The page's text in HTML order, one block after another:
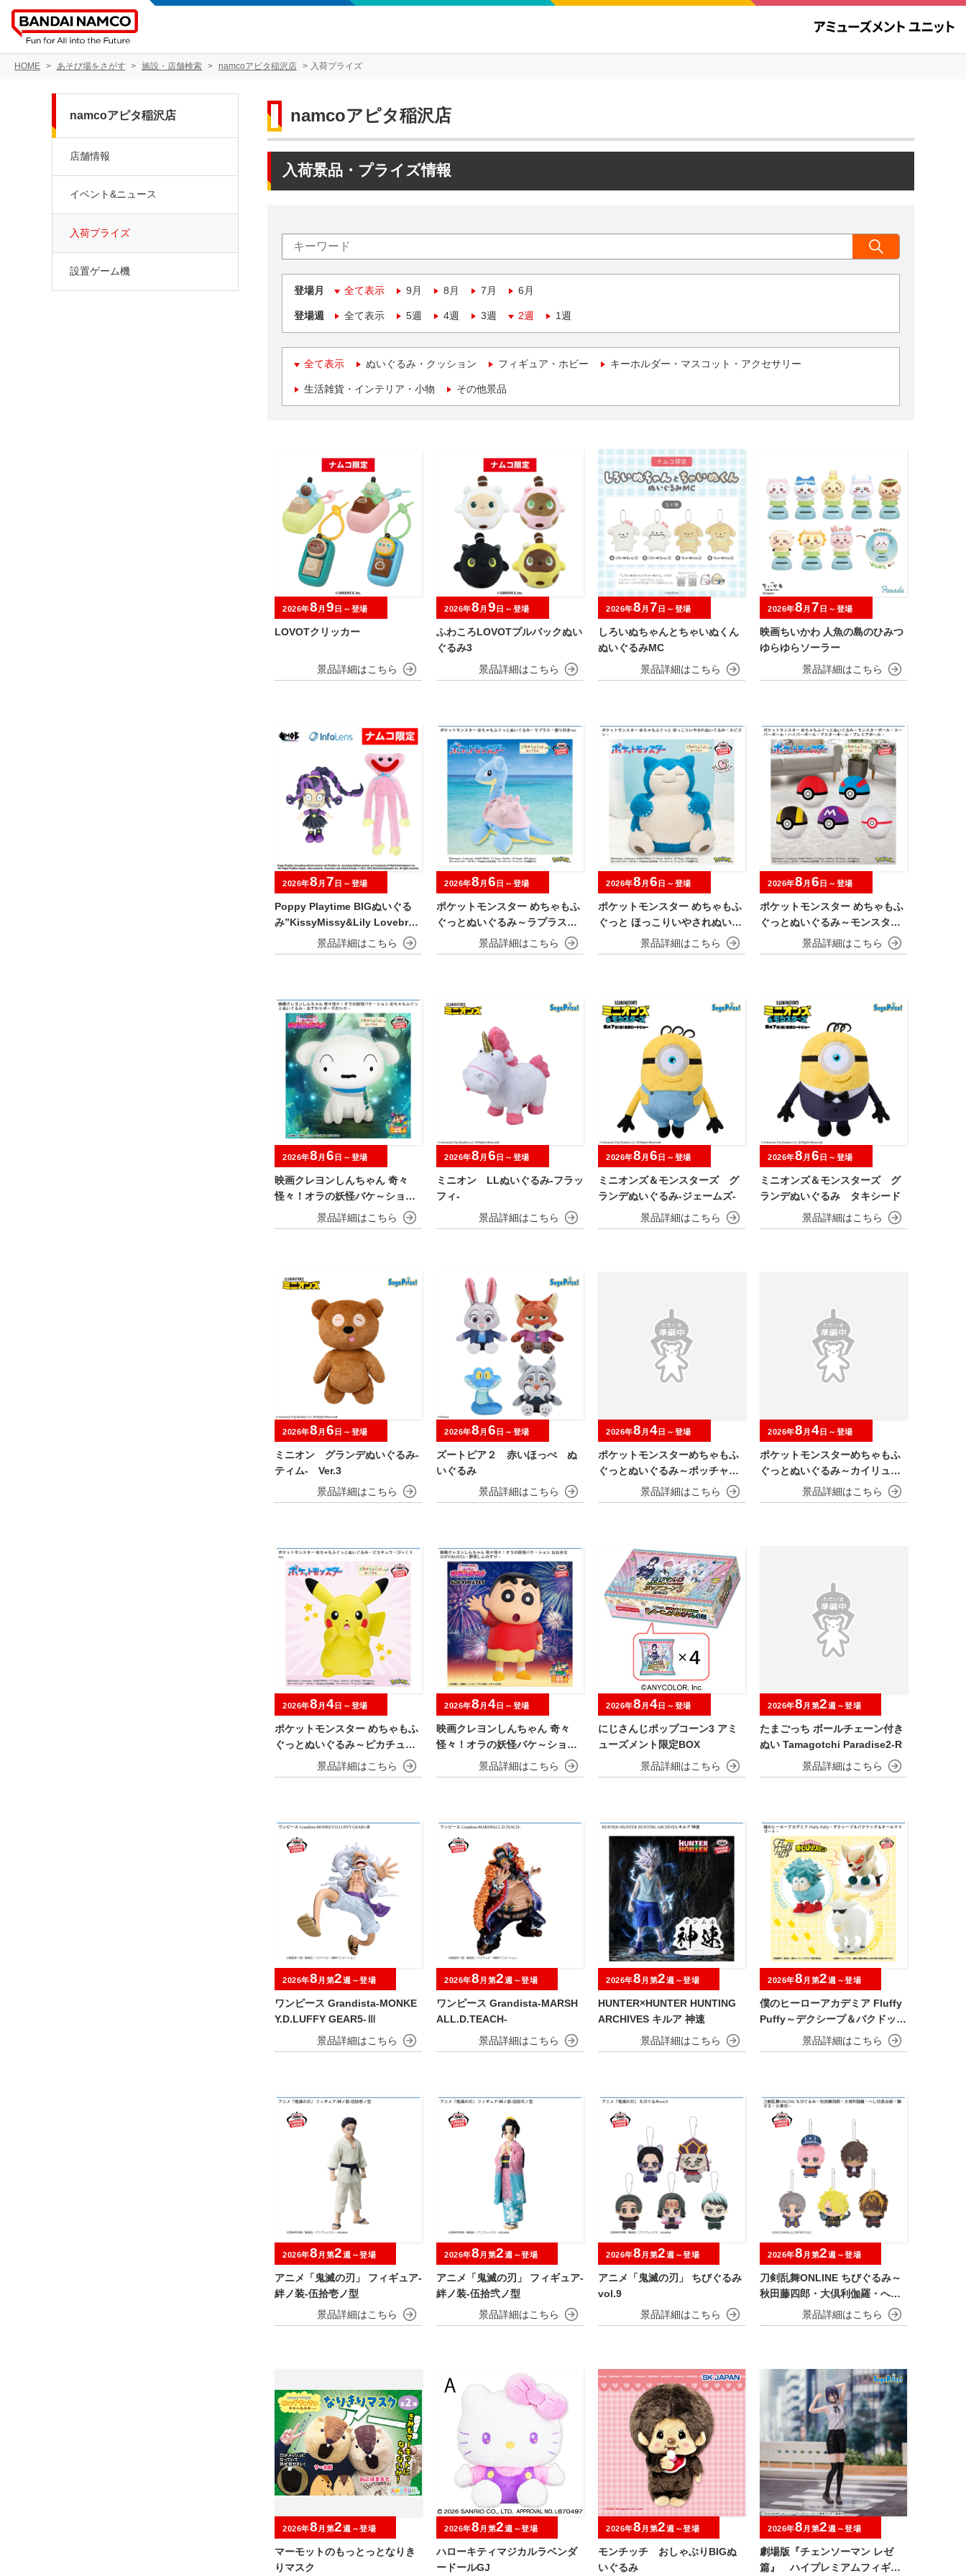
HOME あそび場をさがす 施設・店舗検索 namcoアピタ稲沢店 入荷プライズ
namcoアピタ稲沢店
入荷景品・プライズ情報
登場月 全て表示 9月 8月 7月 6月
登場週 全て表示 5週 4週 3週 2週 1週
全て表示 ぬいぐるみ・クッション フィギュア・ホビー キーホルダー・マスコット・アクセサリー
生活雑貨・インテリア・小物 その他景品
LOVOTクリッカー
2026年8 月 9 日～登場
ふわころLOVOTプルバックぬい
ぐるみ3
2026年8 月 9 日～登場
しろいぬちゃんとちゃいぬくん
ぬいぐるみMC
2026年8 月 7 日～登場
映画ちいかわ 人魚の島のひみつ
ゆらゆらソーラー
2026年8 月 7 日～登場
Poppy Playtime BIGぬいぐる
み”KissyMissy&Lily Lovebrai
2026年8 月 7 日～登場
ポケットモンスター めちゃもふ
ぐっとぬいぐるみ～ラプラス～
振り向きver.
2026年8 月 6 日～登場
ポケットモンスター めちゃもふ
ぐっと ほっこりいやされぬいぐ
るみ～カビゴン～
2026年8 月 6 日～登場
ポケットモンスター めちゃもふ
ぐっとぬいぐるみ～モンスター
ボール・スーパーボール・ハイ
パーボール・マスターボール・
2026年8 月 6 日～登場
映画クレヨンしんちゃん 奇々
怪々！オラの妖怪バケ～ション
めちゃもふぐっとぬいぐるみ～
おすわりポーズのシロ～
2026年8 月 6 日～登場
ミニオン LLぬいぐるみ‐フラッ
フィ‐
2026年8 月 6 日～登場
ミニオンズ＆モンスターズ グ
ランデぬいぐるみ‐ジェームズ‐
2026年8 月 6 日～登場
ミニオンズ＆モンスターズ グ
ランデぬいぐるみ タキシード
2026年8 月 6 日～登場
ミニオン グランデぬいぐるみ‐
ティム‐ Ver.3
2026年8 月 6 日～登場
ズートピア２ 赤いほっぺ ぬ
いぐるみ
2026年8 月 6 日～登場
ポケットモンスターめちゃもふ
ぐっとぬいぐるみ～ポッチャマ
2026年8 月 4日～登場
ポケットモンスターめちゃもふ
ぐっとぬいぐるみ～カイリュー
2026年8 月 4日～登場
ポケットモンスター めちゃもふ
ぐっとぬいぐるみ～ピカチュウ
～びっくりver.
2026年8 月 4 日～登場
映画クレヨンしんちゃん 奇々
怪々！オラの妖怪バケ～ション
おおきなSOFVIMATES～野原し
んのすけ～
2026年8 月 4 日～登場
にじさんじポップコーン3 アミ
ューズメント限定BOX
2026年8 月 4 日～登場
たまごっち ボールチェーン付き
ぬい Tamagotchi Paradise2-R
2026年8 月第2週～登場
ワンピース Grandista-MONKE
Y.D.LUFFY GEAR5-Ⅲ
2026年8 月第2週～登場
ワンピース Grandista-MARSH
ALL.D.TEACH-
2026年8 月第2週～登場
HUNTER×HUNTER HUNTING
ARCHIVES キルア 神速
2026年8 月第2週～登場
僕のヒーローアカデミア Fluffy
Puffy～デクシープ＆バクドッグ
＆オールマイゴート～
2026年8 月第2週～登場
アニメ「鬼滅の刃」 フィギュア-
絆ノ装-伍拾壱ノ型
2026年8 月第2週～登場
アニメ「鬼滅の刃」 フィギュア-
絆ノ装-伍拾弐ノ型
2026年8 月第2週～登場
アニメ「鬼滅の刃」 ちびぐるみ
vol.9
2026年8 月第2週～登場
刀剣乱舞ONLINE ちびぐるみ～
秋田藤四郎・大倶利伽羅・へし
切長谷部・獅子王・火車切～
2026年8 月第2週～登場
マーモットのもっとっとなりき
りマスク
2026年8 月第2週～登場
ハローキティマジカルラベンダ
ードールGJ
2026年8 月第2週～登場
モンチッチ おしゃぶりBIGぬ
いぐるみ
2026年8 月第2週～登場
劇場版『チェンソーマン レゼ
篇』 ハイプレミアムフィギュ
2026年8 月第2週～登場
namcoアピタ稲沢店
店舗情報
イベント&ニュース
入荷プライズ
設置ゲーム機